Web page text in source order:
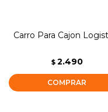
Carro Para Cajon
$ 2.490